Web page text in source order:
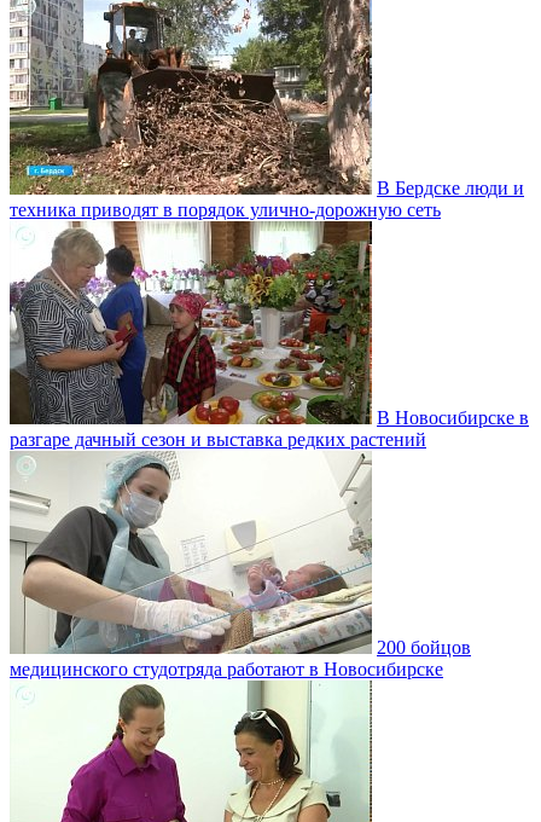
В Бердске люди и
техника приводят в порядок улично‑дорожную сеть
В Новосибирске в
разгаре дачный сезон и выставка редких растений
200 бойцов
медицинского студотряда работают в Новосибирске